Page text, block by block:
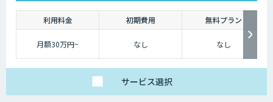
的なDX”を設計・実装・運用まで一貫して支援いたします。 私
たちは、コンサル×開発×AIの力で、現場に寄り添った 『ちょ
うどいいDX』を実現します。
利用料金 初期費用 無料プラン
月額30万円~ なし なし
サービス選択